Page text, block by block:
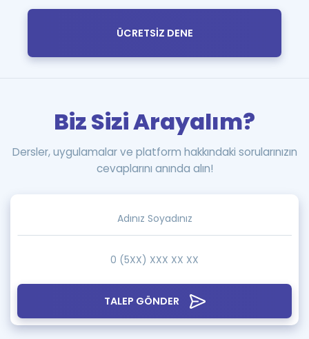
ÜCRETSİZ DENE
TALEP GÖNDER
Biz Sizi Arayalım?
Dersler, uygulamalar ve platform hakkındaki sorularınızın
cevaplarını anında alın!